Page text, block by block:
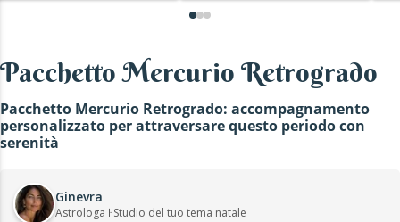
Pacchetto Mercurio Retrogrado
Pacchetto Mercurio Retrogrado: accompagnamento
personalizzato per attraversare questo periodo con
serenità
Ginevra
Astrologa ŀ Studio del tuo tema natale